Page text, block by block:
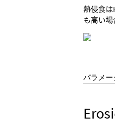
熱侵食は
も高い場
パラメー